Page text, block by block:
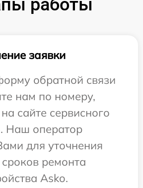
работы
заявки
обратной связи
нам по номеру,
сайте сервисного
Наш оператор
для уточнения
ремонта
Asko.